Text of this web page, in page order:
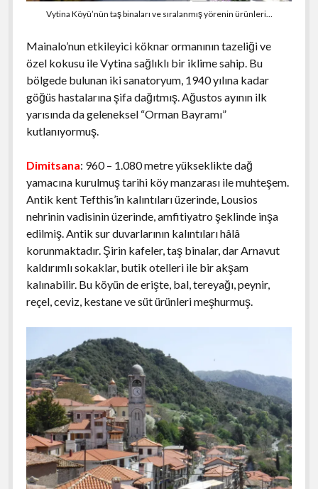
Vytina Köyü’nün taş binaları ve sıralanmış yörenin ürünleri…
Mainalo’nun etkileyici köknar ormanının tazeliği ve
özel kokusu ile Vytina sağlıklı bir iklime sahip. Bu
bölgede bulunan iki sanatoryum, 1940 yılına kadar
göğüs hastalarına şifa dağıtmış. Ağustos ayının ilk
yarısında da geleneksel “Orman Bayramı”
kutlanıyormuş.
Dimitsana: 960 – 1.080 metre yükseklikte dağ
yamacına kurulmuş tarihi köy manzarası ile muhteşem.
Antik kent Tefthis’in kalıntıları üzerinde, Lousios
nehrinin vadisinin üzerinde, amfitiyatro şeklinde inşa
edilmiş. Antik sur duvarlarının kalıntıları hâlâ
korunmaktadır. Şirin kafeler, taş binalar, dar Arnavut
kaldırımlı sokaklar, butik otelleri ile bir akşam
kalınabilir. Bu köyün de erişte, bal, tereyağı, peynir,
reçel, ceviz, kestane ve süt ürünleri meşhurmuş.